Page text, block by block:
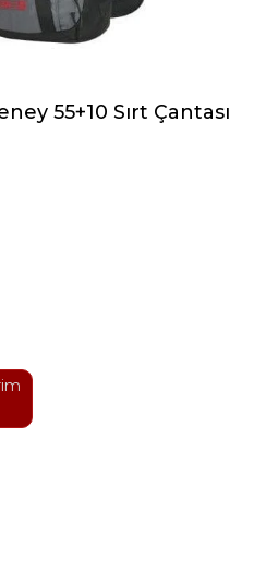
55+10 Sırt Çantası